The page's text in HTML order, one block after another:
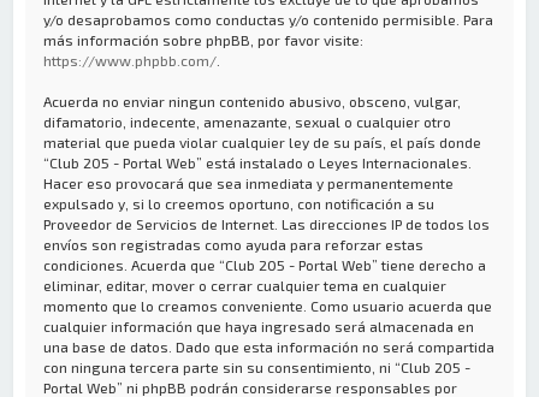
y/o desaprobamos como conductas y/o contenido permisible. Para
más información sobre phpBB, por favor visite:
https://www.phpbb.com/
Acuerda no enviar ningun contenido abusivo, obsceno, vulgar,
difamatorio, indecente, amenazante, sexual o cualquier otro
material que pueda violar cualquier ley de su país, el país donde
“Club 205 - Portal Web” está instalado o Leyes Internacionales.
Hacer eso provocará que sea inmediata y permanentemente
expulsado y, si lo creemos oportuno, con notificación a su
Proveedor de Servicios de Internet. Las direcciones IP de todos los
envíos son registradas como ayuda para reforzar estas
condiciones. Acuerda que “Club 205 - Portal Web” tiene derecho a
eliminar, editar, mover o cerrar cualquier tema en cualquier
momento que lo creamos conveniente. Como usuario acuerda que
cualquier información que haya ingresado será almacenada en
una base de datos. Dado que esta información no será compartida
con ninguna tercera parte sin su consentimiento, ni “Club 205 -
Portal Web” ni phpBB podrán considerarse responsables por